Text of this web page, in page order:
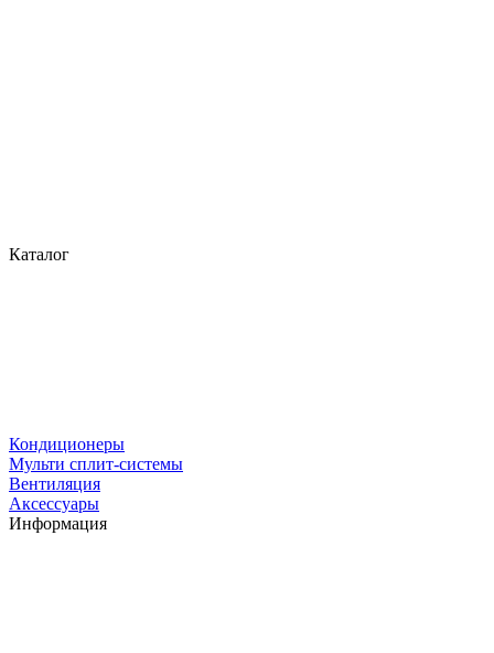
Каталог
Кондиционеры
Мульти сплит-системы
Вентиляция
Аксессуары
Информация